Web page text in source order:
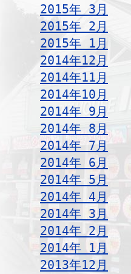
2015年 3月
2015年 2月
2015年 1月
2014年12月
2014年11月
2014年10月
2014年 9月
2014年 8月
2014年 7月
2014年 6月
2014年 5月
2014年 4月
2014年 3月
2014年 2月
2014年 1月
2013年12月